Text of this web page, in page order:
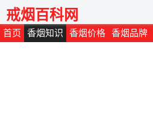
首页 香烟知识 香烟价格 香烟品牌
戒烟百科网